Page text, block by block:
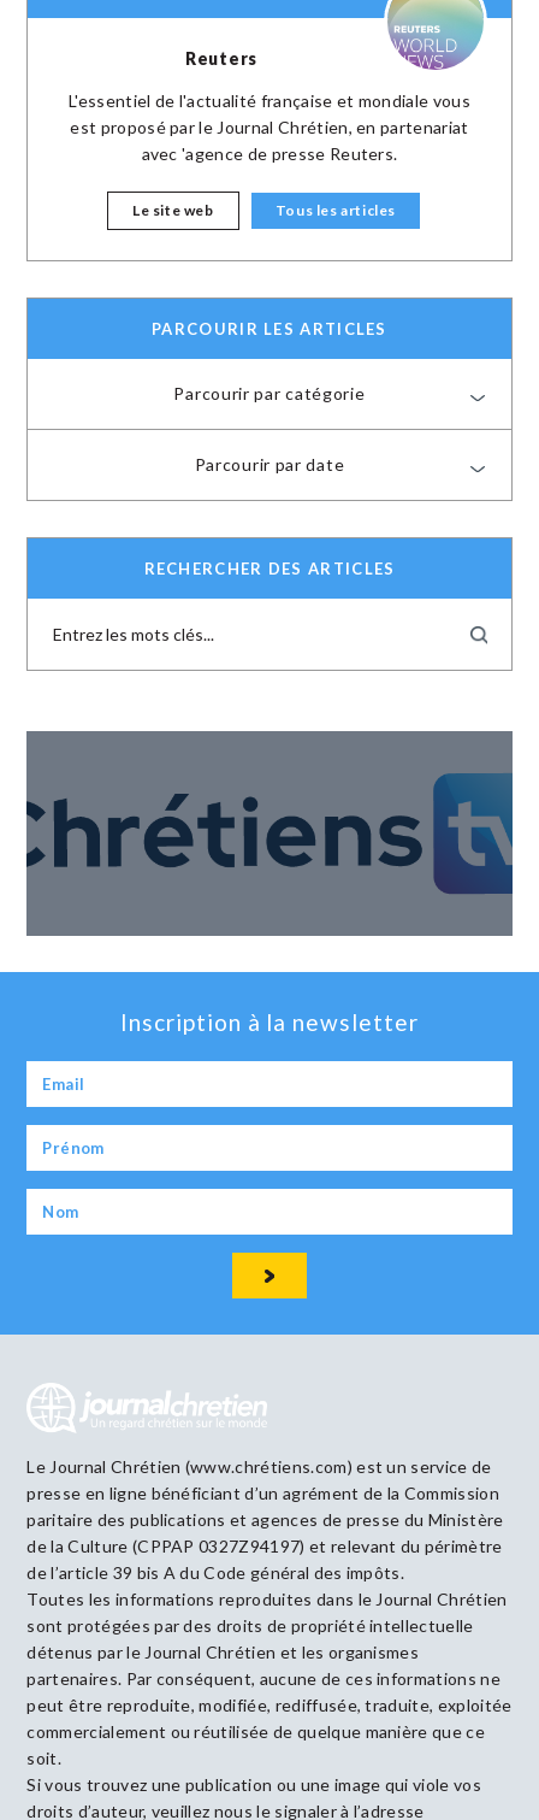
Reuters
L'essentiel de l'actualité française et mondiale vous
est proposé par le Journal Chrétien, en partenariat
avec 'agence de presse Reuters.
Le site web Tous les articles
PARCOURIR LES ARTICLES
Parcourir par catégorie
Parcourir par date
RECHERCHER DES ARTICLES
Inscription à la newsletter
Le Journal Chrétien (www.chrétiens.com) est un service de
presse en ligne bénéficiant d’un agrément de la Commission
paritaire des publications et agences de presse du Ministère
de la Culture (CPPAP 0327Z94197) et relevant du périmètre
de l’article 39 bis A du Code général des impôts.
Toutes les informations reproduites dans le Journal Chrétien
sont protégées par des droits de propriété intellectuelle
détenus par le Journal Chrétien et les organismes
partenaires. Par conséquent, aucune de ces informations ne
peut être reproduite, modifiée, rediffusée, traduite, exploitée
commercialement ou réutilisée de quelque manière que ce
soit.
Si vous trouvez une publication ou une image qui viole vos
droits d’auteur, veuillez nous le signaler à l’adresse